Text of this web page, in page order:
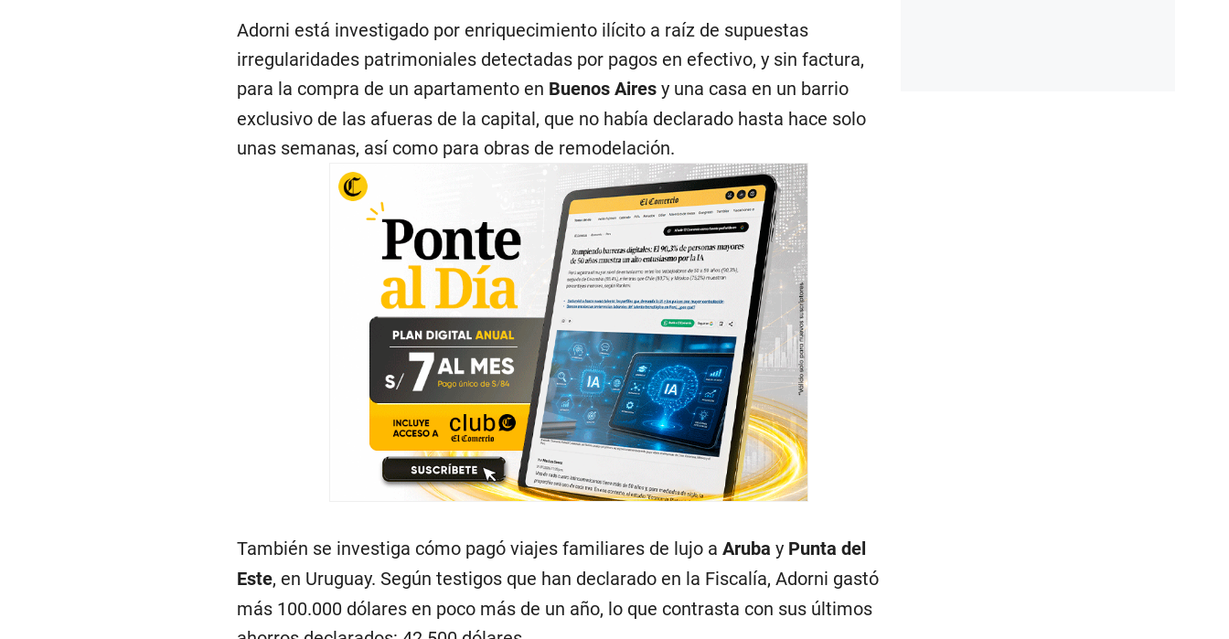
Adorni está investigado por enriquecimiento ilícito a raíz de supuestas
irregularidades patrimoniales detectadas por pagos en efectivo, y sin factura,
para la compra de un apartamento en Buenos Airesy una casa en un barrio
exclusivo de las afueras de la capital, que no había declarado hasta hace solo
unas semanas, así como para obras de remodelación.
También se investiga cómo pagó viajes familiares de lujo a Aruba y Punta del
Este, en Uruguay. Según testigos que han declarado en la Fiscalía, Adorni gastó
más 100.000 dólares en poco más de un año, lo que contrasta con sus últimos